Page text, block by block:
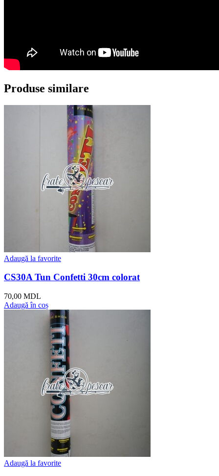
Produse similare
Adaugă la favorite
CS30A Tun Confetti 30cm colorat
70,00 MDL
Adaugă în coș
Adaugă la favorite